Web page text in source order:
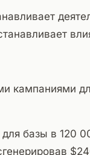
кампаниями
базы в 120